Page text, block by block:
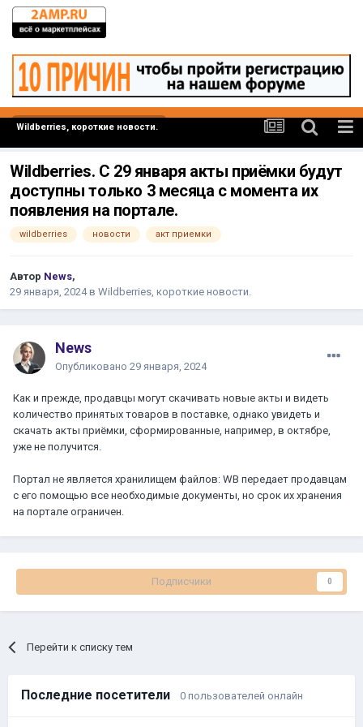
Wildberries, короткие новости.
Wildberries. С 29 января акты приёмки будут
доступны только 3 месяца с момента их
появления на портале.
wildberries новости акт приемки
Автор News,
29 января, 2024в Wildberries, короткие новости.
News
Опубликовано 29 января, 2024
Как и прежде, продавцы могут скачивать новые акты и видеть
количество принятых товаров в поставке, однако увидеть и
скачать акты приёмки, сформированные, например, в октябре,
уже не получится.
Портал не является хранилищем файлов: WB передает продавцам
с его помощью все необходимые документы, но срок их хранения
на портале ограничен.
Подписчики 0
Перейти к списку тем
Последние посетители 0 пользователей онлайн